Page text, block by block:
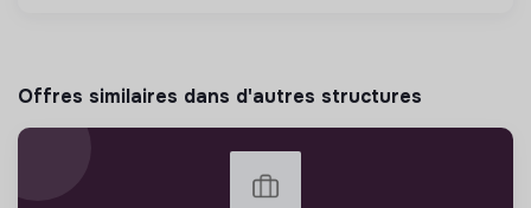
Offres similaires dans d'autres structures